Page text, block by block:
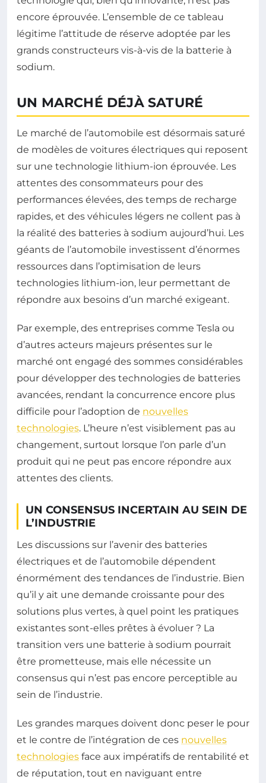
encore éprouvée. L’ensemble de ce tableau
légitime l’attitude de réserve adoptée par les
grands constructeurs vis-à-vis de la batterie à
sodium.
UN MARCHÉ DÉJÀ SATURÉ
Le marché de l’automobile est désormais saturé
de modèles de voitures électriques qui reposent
sur une technologie lithium-ion éprouvée. Les
attentes des consommateurs pour des
performances élevées, des temps de recharge
rapides, et des véhicules légers ne collent pas à
la réalité des batteries à sodium aujourd’hui. Les
géants de l’automobile investissent d’énormes
ressources dans l’optimisation de leurs
technologies lithium-ion, leur permettant de
répondre aux besoins d’un marché exigeant.
Par exemple, des entreprises comme Tesla ou
d’autres acteurs majeurs présentes sur le
marché ont engagé des sommes considérables
pour développer des technologies de batteries
avancées, rendant la concurrence encore plus
difficile pour l’adoption de nouvelles
technologies. L’heure n’est visiblement pas au
changement, surtout lorsque l’on parle d’un
produit qui ne peut pas encore répondre aux
attentes des clients.
UN CONSENSUS INCERTAIN AU SEIN DE
L’INDUSTRIE
Les discussions sur l’avenir des batteries
électriques et de l’automobile dépendent
énormément des tendances de l’industrie. Bien
qu’il y ait une demande croissante pour des
solutions plus vertes, à quel point les pratiques
existantes sont-elles prêtes à évoluer ? La
transition vers une batterie à sodium pourrait
être prometteuse, mais elle nécessite un
consensus qui n’est pas encore perceptible au
sein de l’industrie.
Les grandes marques doivent donc peser le pour
et le contre de l’intégration de ces nouvelles
technologies face aux impératifs de rentabilité et
de réputation, tout en naviguant entre